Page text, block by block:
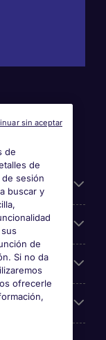
de
de
sesión
buscar y
de
Si no da
ofrecerle
sin aceptar